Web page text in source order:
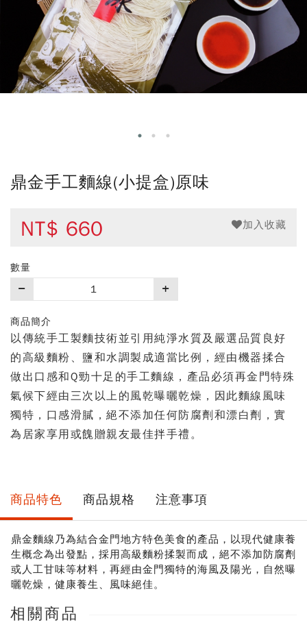
鼎金手工麵線(小提盒)原味
NT$ 660 加入收藏
數量
買
數
量
商品簡介
以傳統手工製麵技術並引用純淨水質及嚴選品質良好
的高級麵粉、鹽和水調製成適當比例，經由機器揉合
做出口感和Q勁十足的手工麵線，產品必須再金門特殊
氣候下經由三次以上的風乾曝曬乾燥，因此麵線風味
獨特，口感滑膩，絕不添加任何防腐劑和漂白劑，實
為居家享用或餽贈親友最佳拌手禮。
商品特色 商品規格 注意事項
鼎金麵線乃為結合金門地方特色美食的產品，以現代健康養
生概念為出發點，採用高級麵粉揉製而成，絕不添加防腐劑
或人工甘味等材料，再經由金門獨特的海風及陽光，自然曝
曬乾燥，健康養生、風味絕佳。
相關商品